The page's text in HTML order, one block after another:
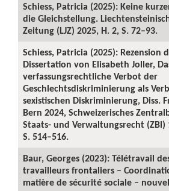
Schiess, Patricia (2025): Keine
die Gleichstellung.
Zeitung (LJZ) 2025, H. 2, S. 72–93.
Schiess, Patricia (2025): Rezension
Dissertation von Elisabeth Joller,
verfassungsrechtliche Verbot der
Geschlechtsdiskriminierung als
sexistischen Diskriminierung, Diss.
Bern 2024, Schweizerisches
Staats- und Verwaltungsrecht (ZBl)
S. 514–516.
Baur, Georges (2023): Télétravail
travailleurs frontaliers –
matière de sécurité sociale –